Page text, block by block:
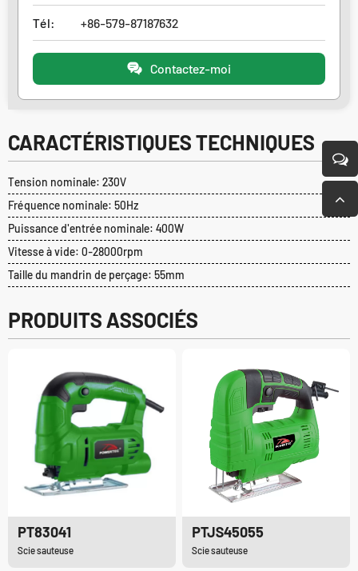
Tél: +86-579-87187632
Contactez-moi
CARACTÉRISTIQUES TECHNIQUES
Tension nominale: 230V
Fréquence nominale: 50Hz
Puissance d'entrée nominale: 400W
Vitesse à vide: 0-28000rpm
Taille du mandrin de perçage: 55mm
PRODUITS ASSOCIÉS
PT83041
Scie sauteuse
PTJS45055
Scie sauteuse